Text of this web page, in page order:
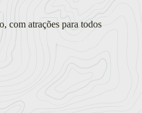
com atrações para todos